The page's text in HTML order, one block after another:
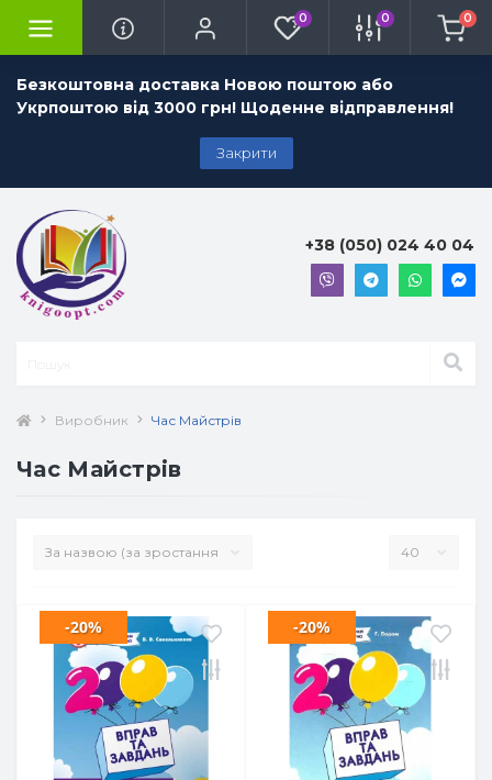
Безкоштовна доставка Новою поштою або
Укрпоштою від 3000 грн! Щоденне відправлення!
Закрити
0 0 0
+38 (050) 024 40 04
Виробник Час Майстрів
Час Майстрів
-20% -20%